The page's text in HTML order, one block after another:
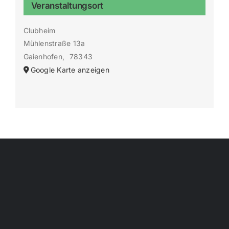
Veranstaltungsort
Clubheim
Mühlenstraße 13a
Gaienhofen,
78343
Google Karte anzeigen